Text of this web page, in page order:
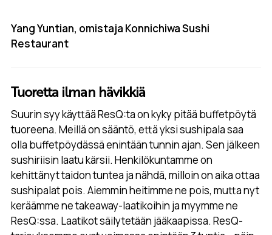
Yang Yuntian, omistaja Konnichiwa Sushi
Restaurant
Tuoretta ilman hävikkiä
Suurin syy käyttää ResQ:ta on kyky pitää buffetpöytä
tuoreena. Meillä on sääntö, että yksi sushipala saa
olla buffetpöydässä enintään tunnin ajan. Sen jälkeen
sushiriisin laatu kärsii. Henkilökuntamme on
kehittänyt taidon tuntea ja nähdä, milloin on aika ottaa
sushipalat pois. Aiemmin heitimme ne pois, mutta nyt
keräämme ne takeaway-laatikoihin ja myymme ne
ResQ:ssa. Laatikot säilytetään jääkaapissa. ResQ-